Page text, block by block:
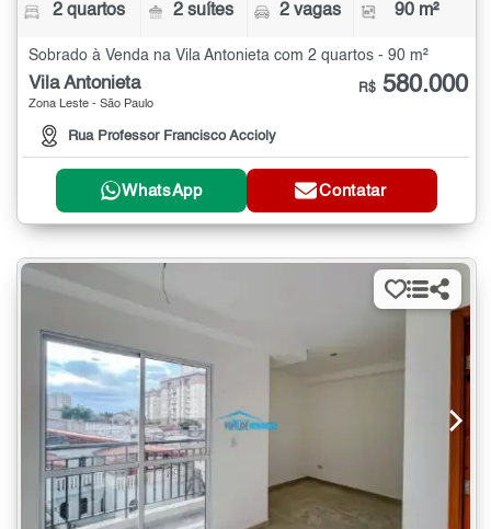
2 quartos 2 suítes 2 vagas 90 m²
Sobrado à Venda na Vila Antonieta com 2 quartos - 90 m²
Vila Antonieta
Zona Leste - São Paulo
Rua Professor Francisco Accioly
R$ 580.000
WhatsApp Contatar